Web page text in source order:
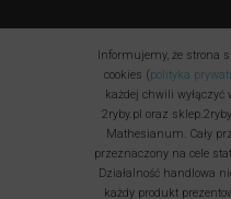
Informujemy, że strona
cookies (polityka
każdej chwili
2ryby.pl oraz
Mathesianum. Cały
przeznaczony na cele
Działalność handlowa
każdy produkt